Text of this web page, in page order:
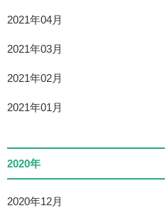
2021年04月
2021年03月
2021年02月
2021年01月
2020年
2020年12月